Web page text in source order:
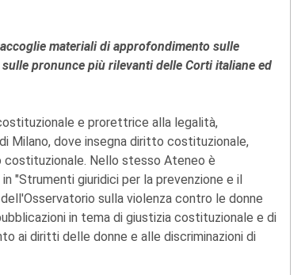
materiali di approfondimento sulle
pronunce più rilevanti delle Corti italiane ed
e prorettrice alla legalità,
Milano, dove insegna diritto costituzionale,
Nello stesso Ateneo è
"Strumenti giuridici per la prevenzione e il
sulla violenza contro le donne
in tema di giustizia costituzionale e di
ai diritti delle donne e alle discriminazioni di